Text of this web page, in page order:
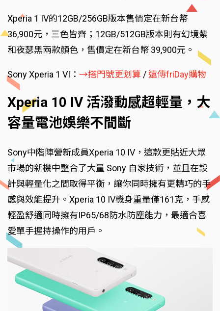
Xperia 1 IV的12GB/256GB版本售價定在新台幣
36,900元，三色皆齊；12GB/512GB版本則有幻境紫
和夜瑟黑兩款顏色，售價定在新台幣 39,900元。
Sony Xperia 1 VI： →搭門號更划算 /遠傳friDay購物
Xperia 10 IV 活潑動感超輕量，大
容量電池娛樂不間斷
Sony中階陣營新成員Xperia 10 IV，這款更貼近大眾
市場的新機中整合了大量 Sony 自家技術，並且在設
計與輕量化之間取得平衡，讓你同時擁有更精巧的手
感與效能提升。Xperia 10 IV機身重量僅161克，手感
輕盈舒適同時擁有IP65/68防水防塵能力，最適合喜
愛單手握持操作的用戶。